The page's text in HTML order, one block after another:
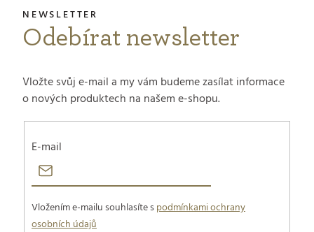
Odebírat newsletter
Vložte svůj e-mail a my vám budeme zasílat informace
o nových produktech na našem e-shopu.
E-mail
Vložením e-mailu souhlasíte spodmínkami ochrany
osobních údajů